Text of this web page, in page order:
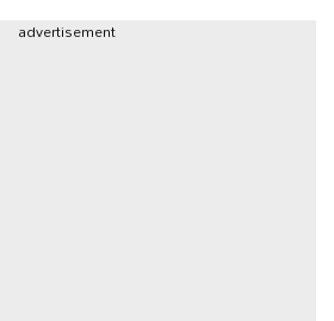
advertisement